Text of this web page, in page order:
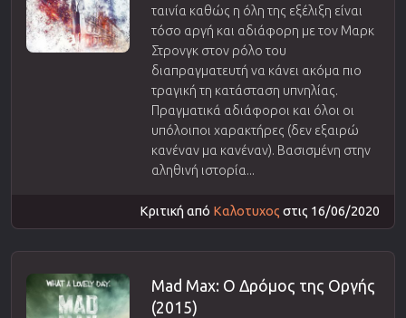
ταινία καθώς η όλη της εξέλιξη είναι
τόσο αργή και αδιάφορη με τον Μαρκ
Στρονγκ στον ρόλο του
διαπραγματευτή να κάνει ακόμα πιο
τραγική τη κατάσταση υπνηλίας.
Πραγματικά αδιάφοροι και όλοι οι
υπόλοιποι χαρακτήρες (δεν εξαιρώ
κανέναν μα κανέναν). Βασισμένη στην
αληθινή ιστορία...
Κριτική από Καλοτυχος στις 16/06/2020
Mad Max: Ο Δρόμος της Οργής
(2015)